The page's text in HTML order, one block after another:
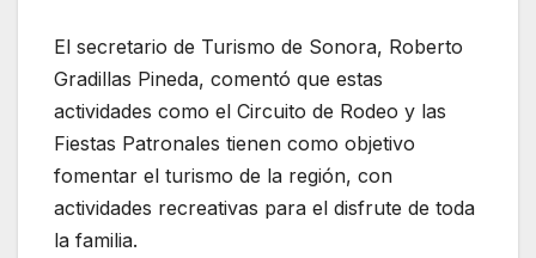
El secretario de Turismo de Sonora, Roberto
Gradillas Pineda, comentó que estas
actividades como el Circuito de Rodeo y las
Fiestas Patronales tienen como objetivo
fomentar el turismo de la región, con
actividades recreativas para el disfrute de toda
la familia.